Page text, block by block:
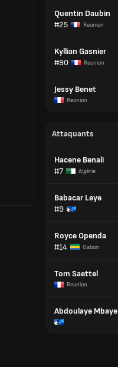
Quentin Daubin
#25
Reunion
Kyllian Gasnier
#90
Reunion
Jessy Benet
Reunion
Attaquants
Hacene Benali
#7
Algérie
Babacar Leye
#9
Royce Openda
#14
Gabon
Tom Saettel
Reunion
Abdoulaye Mbaye